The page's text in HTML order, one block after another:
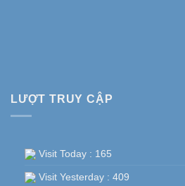
LƯỢT TRUY CẬP
Visit Today : 165
Visit Yesterday : 409